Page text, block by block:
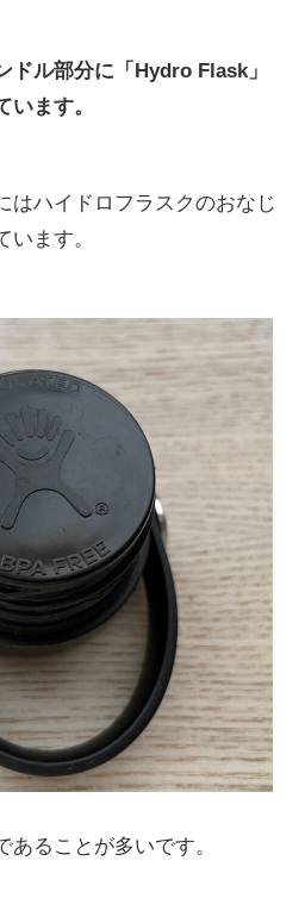
ドル部分に「Hydro Flask」
います。
はハイドロフラスクのおなじ
ます。
ることが多いです。